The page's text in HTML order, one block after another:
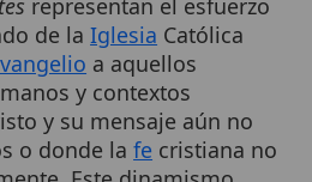
a aquellos
y contextos
y su mensaje aún no
donde lafecristiana no
Este dinamismo
sus raíces en el
apóstoles, se ha